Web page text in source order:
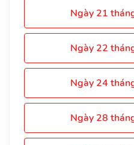
Ngày 21
Ngày 22
Ngày 24
Ngày 28